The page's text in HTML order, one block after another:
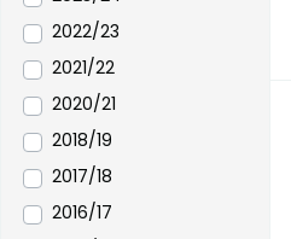
2022/23
2021/22
2020/21
2018/19
2017/18
2016/17